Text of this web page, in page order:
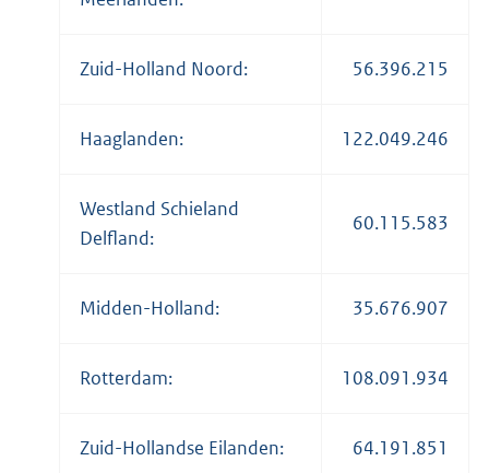
Zuid-Holland Noord: 56.396.215
Haaglanden: 122.049.246
Westland Schieland
Delfland:
60.115.583
Midden-Holland: 35.676.907
Rotterdam: 108.091.934
Zuid-Hollandse Eilanden: 64.191.851